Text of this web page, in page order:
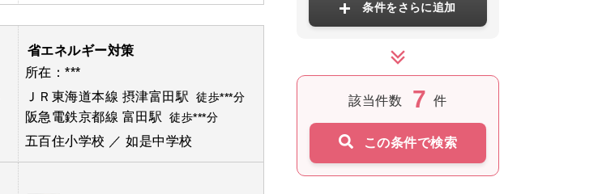
省エネルギー対策
所在：***
ＪＲ東海道本線 摂津富田駅 徒歩***分
阪急電鉄京都線 富田駅 徒歩***分
五百住小学校 ／ 如是中学校
条件をさらに追加
該当件数 7 件
この条件で検索